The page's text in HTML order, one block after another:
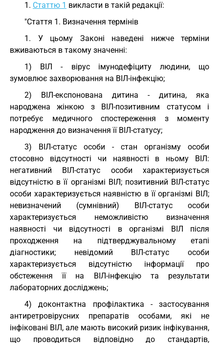
1. Статтю 1 викласти в такій редакції:
"Стаття 1. Визначення термінів
1. У цьому Законі наведені нижче терміни
вживаються в такому значенні:
1) ВІЛ - вірус імунодефіциту людини, що
зумовлює захворювання на ВІЛ-інфекцію;
2) ВІЛ-експонована дитина - дитина, яка
народжена жінкою з ВІЛ-позитивним статусом і
потребує медичного спостереження з моменту
народження до визначення її ВІЛ-статусу;
3) ВІЛ-статус особи - стан організму особи
стосовно відсутності чи наявності в ньому ВІЛ:
негативний ВІЛ-статус особи характеризується
відсутністю в її організмі ВІЛ; позитивний ВІЛ-статус
особи характеризується наявністю в її організмі ВІЛ;
невизначений (сумнівний) ВІЛ-статус особи
характеризується неможливістю визначення
наявності чи відсутності в організмі ВІЛ після
проходження на підтверджувальному етапі
діагностики; невідомий ВІЛ-статус особи
характеризується відсутністю інформації про
обстеження її на ВІЛ-інфекцію та результати
лабораторних досліджень;
4) доконтактна профілактика - застосування
антиретровірусних препаратів особами, які не
інфіковані ВІЛ, але мають високий ризик інфікування,
що проводиться відповідно до стандартів,